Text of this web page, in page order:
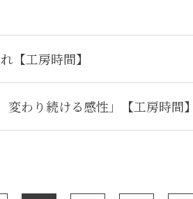
【工房時間】
変わり続ける感性」【工房時間】